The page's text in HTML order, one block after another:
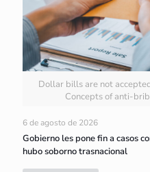
Dollar bills are not
Concepts of anti-
6 de agosto de 2026
Gobierno les pone fin a casos
hubo soborno trasnacional